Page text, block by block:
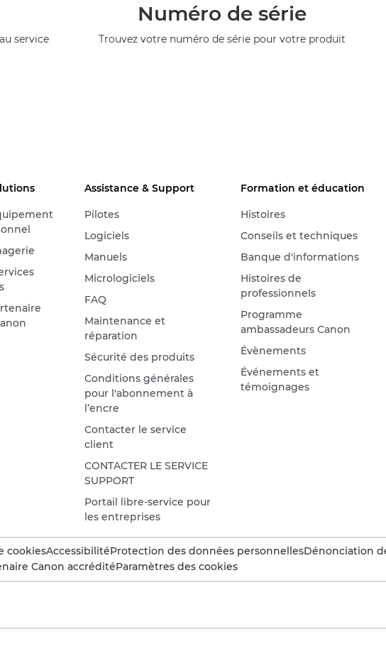
service
Numéro de série
Trouvez votre numéro de série pour votre produit
Assistance & Support
Pilotes
Logiciels
Manuels
Micrologiciels
FAQ
Maintenance et
réparation
Sécurité des produits
Conditions générales
pour l'abonnement à
l’encre
Contacter le service
client
CONTACTER LE SERVICE
SUPPORT
Portail libre-service pour
les entreprises
Formation et éducation
Histoires
Conseils et techniques
Banque d'informations
Histoires de
professionnels
Programme
ambassadeurs Canon
Évènements
Événements et
témoignages
cookiesAccessibilitéProtection des données personnellesDénonciation
Canon accréditéParamètres des cookies